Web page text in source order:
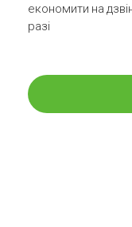
економити на
разі